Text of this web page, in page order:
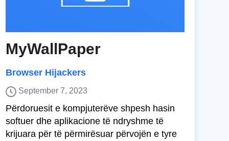
MyWallPaper
Browser Hijackers
September 7, 2023
Përdoruesit e kompjuterëve shpesh hasin
softuer dhe aplikacione të ndryshme të
krijuara për të përmirësuar përvojën e tyre